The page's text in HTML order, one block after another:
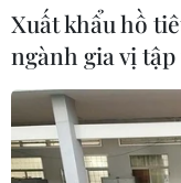
Xuất khẩu hồ
ngành gia vị